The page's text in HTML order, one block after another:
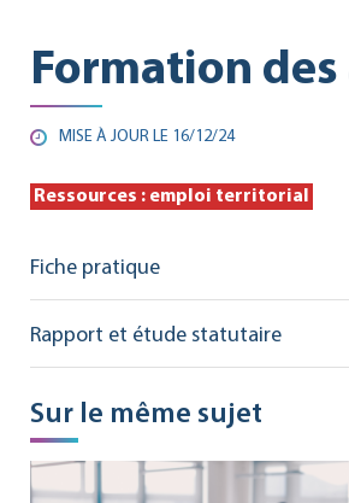
Formation
MISE À JOUR LE 16/12/24
Ressources : emploi territorial
Fiche pratique
Rapport et étude statutaire
Sur le même sujet